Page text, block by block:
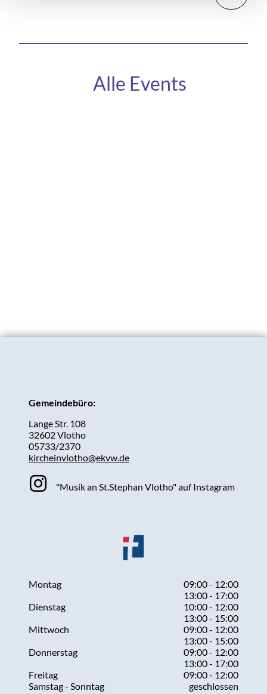
Alle Events
Gemeindebüro:
Lange Str. 108
32602 Vlotho
05733/2370
kircheinvlotho@ekvw.de
"Musik an St.Stephan Vlotho" auf Instagram
Montag
09:00 - 12:00
13:00 - 17:00
Dienstag
10:00 - 12:00
13:00 - 15:00
Mittwoch
09:00 - 12:00
13:00 - 15:00
Donnerstag
09:00 - 12:00
13:00 - 17:00
Freitag
09:00 - 12:00
Samstag - Sonntag
geschlossen